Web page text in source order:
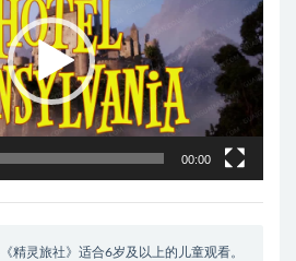
00:00
精灵旅社》适合6岁及以上的儿童观看。